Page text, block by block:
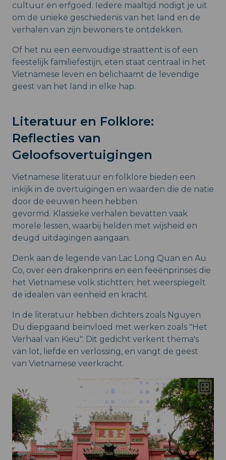
cultuur en erfgoed. Iedere maaltijd nodigt je uit
om de unieke geschiedenis van het land en de
verhalen van zijn bewoners te ontdekken.
Of het nu een eenvoudige straattent is of een
feestelijk familiefestijn, eten staat centraal in het
Vietnamese leven en belichaamt de levendige
geest van het land in elke hap.
Literatuur en Folklore:
Reflecties van
Geloofsovertuigingen
Vietnamese literatuur en folklore bieden een
inkijk in de overtuigingen en waarden die de natie
door de eeuwen heen hebben
gevormd. Klassieke verhalen bevatten vaak
morele lessen, waarbij helden met wijsheid en
deugd uitdagingen aangaan.
Denk aan de legende van Lac Long Quan en Au
Co, over een drakenprins en een feeënprinses die
het Vietnamese volk stichtten; het weerspiegelt
de idealen van eenheid en kracht.
In de literatuur hebben dichters zoals Nguyen
Du diepgaand beïnvloed met werken zoals "Het
Verhaal van Kieu". Dit gedicht verkent thema's
van lot, liefde en verlossing, en vangt de geest
van Vietnamese veerkracht.